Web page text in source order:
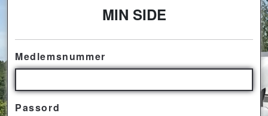
MIN SIDE
Medlemsnummer
Passord